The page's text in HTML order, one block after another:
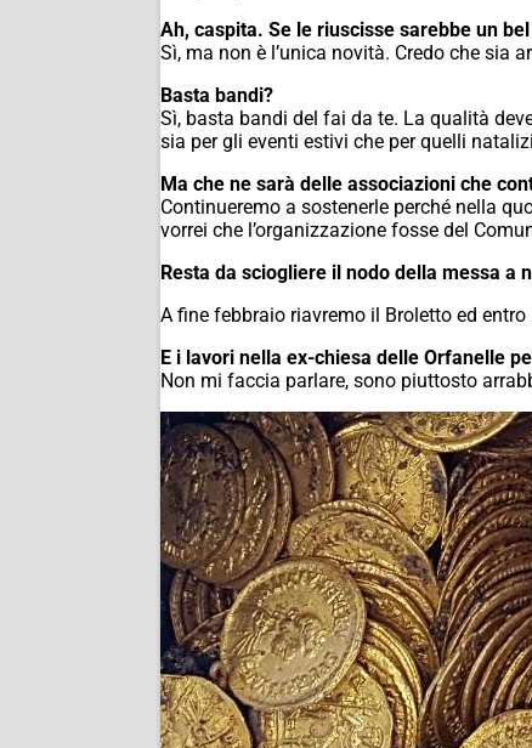
Ah, caspita. Se le riuscisse sarebbe un
Sì, ma non è l’unica novità. Credo che sia
Basta bandi?
Sì, basta bandi del fai da te. La qualità
sia per gli eventi estivi che per quelli
Ma che ne sarà delle associazioni che
Continueremo a sostenerle perché nella
vorrei che l’organizzazione fosse del
Resta da sciogliere il nodo della messa a
A fine febbraio riavremo il Broletto ed
E i lavori nella ex-chiesa delle Orfanelle
Non mi faccia parlare, sono piuttosto